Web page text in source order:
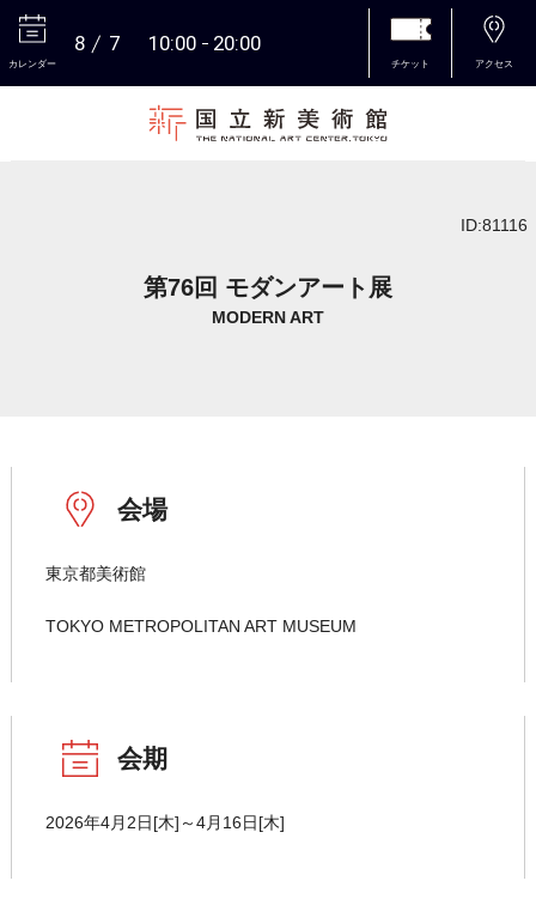
カレンダー
8 7 10:00 20:00
チケット アクセス
ID:81116
第76回 モダンアート展
MODERN ART
会場
東京都美術館
TOKYO METROPOLITAN ART MUSEUM
会期
2026年4月2日[木]～4月16日[木]